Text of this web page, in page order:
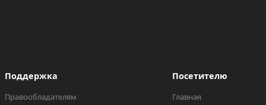
Поддержка
Правообладателям
Посетителю
Главная